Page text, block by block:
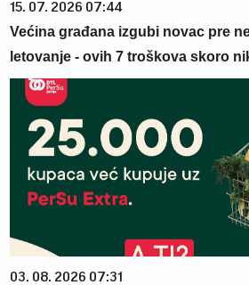
15. 07. 2026 07:44
Većina građana izgubi novac pre
letovanje - ovih 7 troškova skoro
03. 08. 2026 07:31